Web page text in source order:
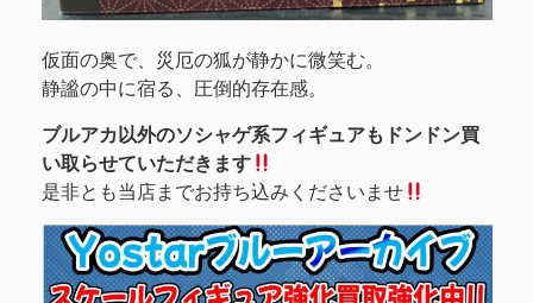
仮面の奥で、災厄の狐が静かに微笑む。
静謐の中に宿る、圧倒的存在感。
ブルアカ以外のソシャゲ系フィギュアもドンドン買
い取らせていただきます
是非とも当店までお持ち込みくださいませ